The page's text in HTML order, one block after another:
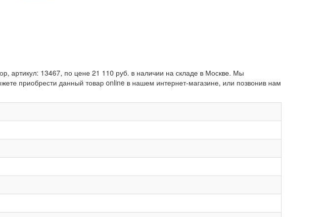
13467, по цене 21 110 руб. в наличии на складе в Москве. Мы
приобрести данный товар online в нашем интернет-магазине, или позвонив нам